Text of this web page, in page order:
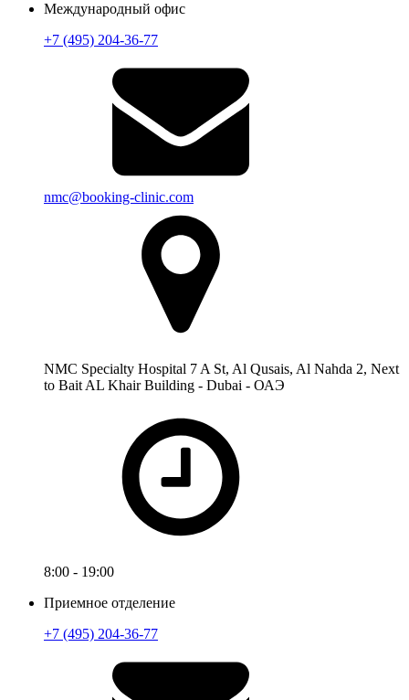
Международный офис
+7 (495) 204-36-77
nmc@booking-clinic.com
NMC Specialty Hospital 7 A St, Al Qusais, Al Nahda 2, Next
to Bait AL Khair Building - Dubai - ОАЭ
8:00 - 19:00
Приемное отделение
+7 (495) 204-36-77